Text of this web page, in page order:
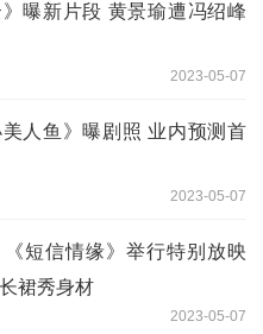
》曝新片段 黄景瑜遭冯绍峰
2023-05-07
人鱼》曝剧照 业内预测首
2023-05-07
短信情缘》举行特别放映
裙秀身材
2023-05-07